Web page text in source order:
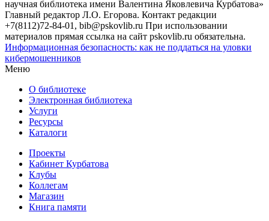
научная библиотека имени Валентина Яковлевича Курбатова»
Главный редактор Л.О. Егорова. Контакт редакции
+7(8112)72-84-01, bib@pskovlib.ru При использовании
материалов прямая ссылка на сайт pskovlib.ru обязательна.
Информационная безопасность: как не поддаться на уловки
кибермошенников
Меню
О библиотеке
Электронная библиотека
Услуги
Ресурсы
Каталоги
Проекты
Кабинет Курбатова
Клубы
Коллегам
Магазин
Книга памяти